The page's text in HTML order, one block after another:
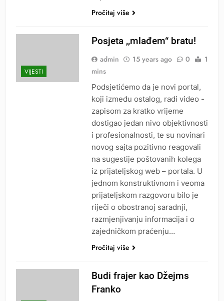
Pročitaj više
VIJESTI
Posjeta ,,mlađem“ bratu!
admin 15 years ago 0
1
mins
Podsjetićemo da je novi portal,
koji između ostalog, radi video -
zapisom za kratko vrijeme
dostigao jedan nivo objektivnosti
i profesionalnosti, te su novinari
novog sajta pozitivno reagovali
na sugestije poštovanih kolega
iz prijateljskog web – portala. U
jednom konstruktivnom i veoma
prijateljskom razgovoru bilo je
riječi o obostranoj saradnji,
razmjenjivanju informacija i o
zajedničkom praćenju…
Pročitaj više
Budi frajer kao Džejms
Franko